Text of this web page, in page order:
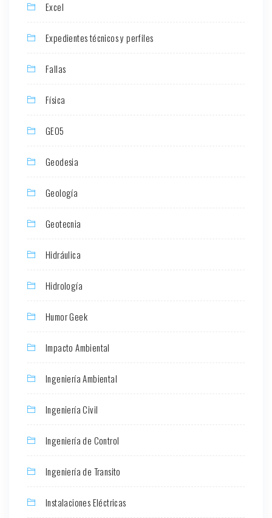
Excel
Expedientes técnicos y perfiles
Fallas
Física
GEO5
Geodesia
Geología
Geotecnia
Hidráulica
Hidrología
Humor Geek
Impacto Ambiental
Ingeniería Ambiental
Ingeniería Civil
Ingeniería de Control
Ingeniería de Transito
Instalaciones Eléctricas